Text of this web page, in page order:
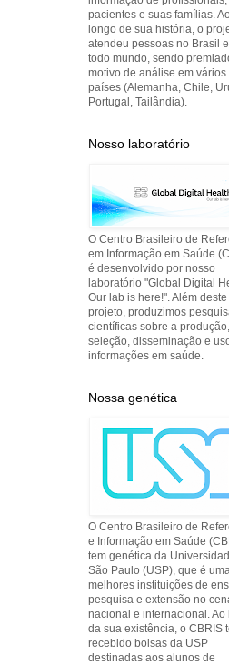
pacientes e suas famílias. Ao
longo de sua história, o
atendeu pessoas no Brasil
todo mundo, sendo
motivo de análise em vários
países (Alemanha, Chile,
Portugal, Tailândia).
Nosso laboratório
O Centro Brasileiro de
em Informação em Saúde
é desenvolvido por nosso
laboratório "Global Digital
Our lab is here!". Além deste
projeto, produzimos
científicas sobre a produção,
seleção, disseminação e
informações em saúde.
Nossa genética
O Centro Brasileiro de
e Informação em Saúde
tem genética da
São Paulo (USP), que é
melhores instituições de
pesquisa e extensão no
nacional e internacional. Ao
da sua existência, o CBRIS
recebido bolsas da USP
destinadas aos alunos de